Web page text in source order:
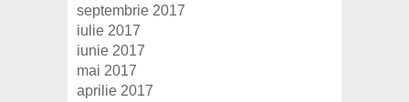
septembrie 2017
iulie 2017
iunie 2017
mai 2017
aprilie 2017